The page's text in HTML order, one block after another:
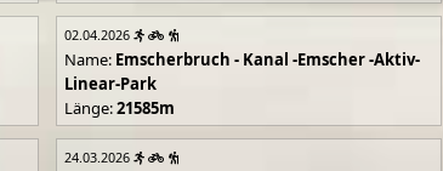
02.04.2026
Name: Emscherbruch - Kanal -Emscher -Aktiv-
Linear-Park
Länge:21585m
24.03.2026